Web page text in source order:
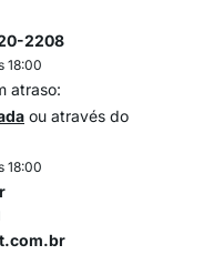
2208
18:00
atraso:
ou através do
18:00